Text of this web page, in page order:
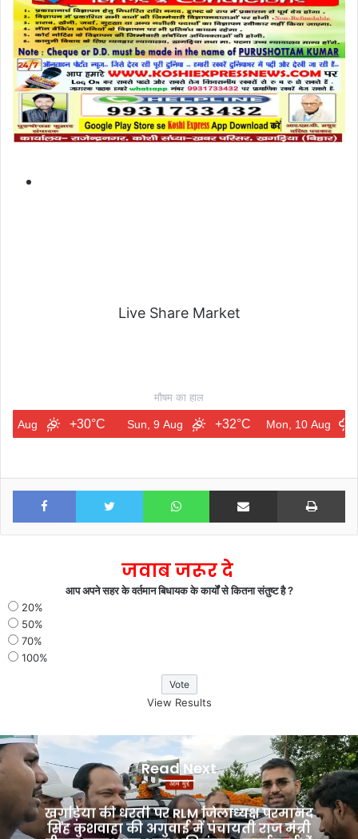
Live Share Market
मौषम का हाल
+30°C Sun, 9 Aug +32°C Mon, 10 Aug
Facebook Twitter WhatsApp Share via Email Print
जवाब जरूर दे
आप अपने सहर के वर्तमान बिधायक के कार्यों से कितना संतुष्ट है ?
20%
50%
70%
100%
View Results
Read Next
खगड़िया
की
धरती
पर
जिलाध्यक्ष
आम मुद्दे
खगड़िया की धरती पर RLM जिलाध्यक्ष परमानंद
सिंह कुशवाहा की अगुवाई में पंचायती राज मंत्री